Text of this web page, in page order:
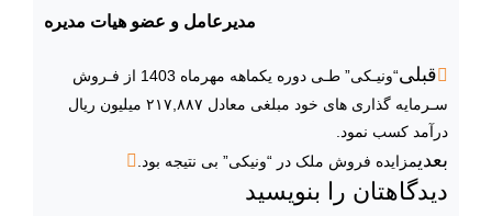
مدیرعامل و عضو هیات مدیره
قبلی
“ونیـکی” طـی دوره یکماهه مهرماه 1403 از فـروش
سـرمایه گذاری های خود مبلغی معادل ۲۱۷,۸۸۷ میلیون ریال
درآمد کسب نمود.
بعدیمزایده فروش ملک در “ونیکی” بی نتیجه بود.
دیدگاهتان را بنویسید